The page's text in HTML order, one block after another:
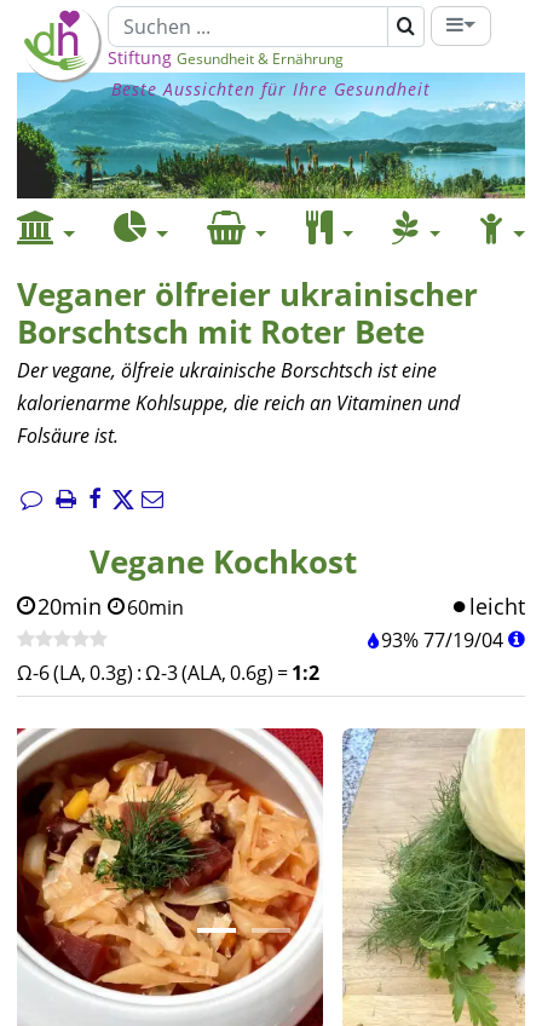
Stiftung Gesundheit & Ernährung
Beste Aussichten für Ihre Gesundheit
Veganer ölfreier ukrainischer
Borschtsch mit Roter Bete
Der vegane, ölfreie ukrainische Borschtsch ist eine
kalorienarme Kohlsuppe, die reich an Vitaminen und
Folsäure ist.
Vegane Kochkost
20min 60min leicht
93%77/19/04
Ω-6 (LA, 0.3g) :Ω-3 (ALA, 0.6g) =1:2